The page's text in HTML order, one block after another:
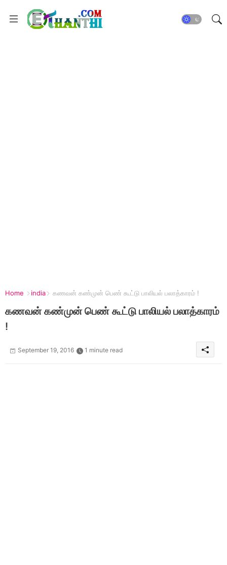
Home india கணவன் கண்முன் பெண் கூட்டு பாலியல் பலாத்காரம் !
கணவன் கண்முன் பெண் கூட்டு பாலியல் பலாத்காரம்
!
September 19, 2016 1 minute read